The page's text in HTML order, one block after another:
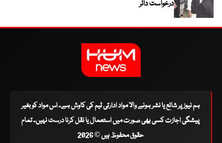
درخواست دائر
ہم نیوز پر شائع یا نشر ہونے والا مواد ادارتی ٹیم کی کاوش ہے۔ اس مواد کو بغیر
پیشگی اجازت کسی بھی صورت میں استعمال یا نقل کرنا درست نہیں۔ تمام
حقوق محفوظ ہیں © 2026